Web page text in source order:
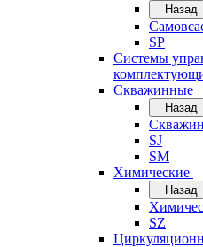
Назад
SP
Системы
Скважинные
Назад
SJ
SM
Химические
Назад
SZ